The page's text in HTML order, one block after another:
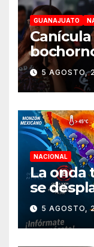
GUANAJUATO
durante
5 AGOSTO,
NACIONAL
La onda
se
5 AGOSTO,